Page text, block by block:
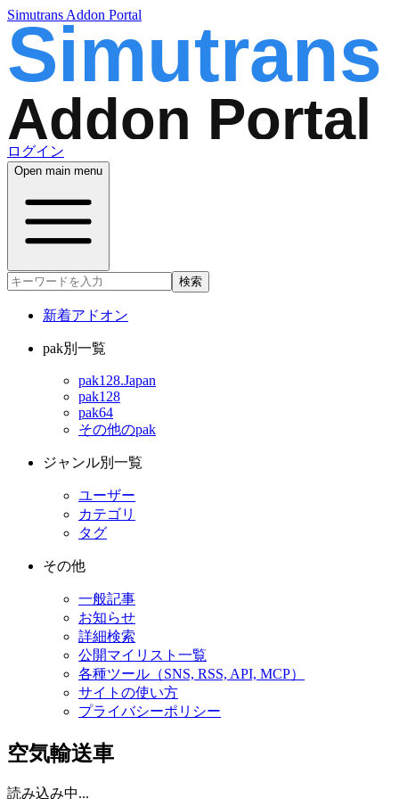
Simutrans Addon Portal
ログイン
Open main menu
検索
新着アドオン
pak別一覧
pak128.Japan
pak128
pak64
その他のpak
ジャンル別一覧
ユーザー
カテゴリ
タグ
その他
一般記事
お知らせ
詳細検索
公開マイリスト一覧
各種ツール（SNS, RSS, API, MCP）
サイトの使い方
プライバシーポリシー
空気輸送車
読み込み中...